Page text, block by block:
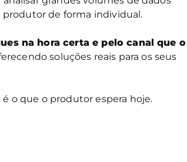
produtor de forma individual.
na hora certa e pelo canal que o
soluções reais para os seus
o que o produtor espera hoje.